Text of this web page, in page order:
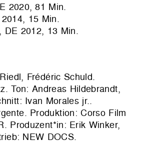
2020, 81 Min.
15 Min.
DE 2012, 13 Min.
Frédéric Schuld.
Ton: Andreas Hildebrandt,
Ivan Morales jr..
Produktion:Corso Film
. Produzent*in: Erik Winker,
NEW DOCS.